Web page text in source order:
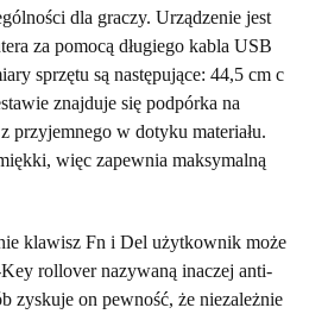
dla graczy. Urządzenie jest
za pomocą długiego kabla USB
sprzętu są następujące: 44,5 cm c
znajduje się podpórka na
przyjemnego w dotyku materiału.
więc zapewnia maksymalną
klawisz Fn i Del użytkownik może
rollover nazywaną inaczej anti-
zyskuje on pewność, że niezależnie